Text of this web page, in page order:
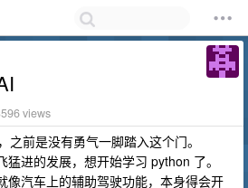
views
前是没有勇气一脚踏入这个门。
进的发展，想开始学习 python 了。
像汽车上的辅助驾驶功能，本身得会开